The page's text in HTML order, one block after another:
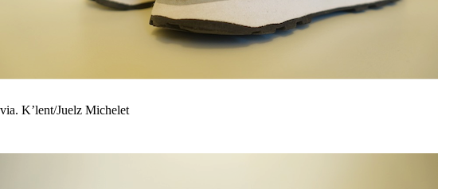
via. K’lent/Juelz Michelet